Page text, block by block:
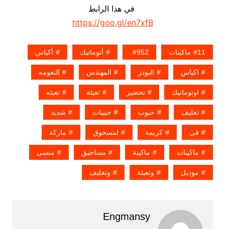
في هذا الرابط
https://goo.gl/en7xfB
11ماكينات 952 أتوماتيك أكياس
اكياس البودر المهندس النعومه
اوتوماتيك تحضير تعبئة تعبئه
تغليف حبوب حبيبات شديد
في كريمة لمسحوق ماركة
ماكينات ماكينة مساحيق منسى
موديل وتعبئة وتغليف
Engmansy